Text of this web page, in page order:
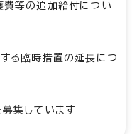
費等の追加給付につい
る臨時措置の延長につ
集しています